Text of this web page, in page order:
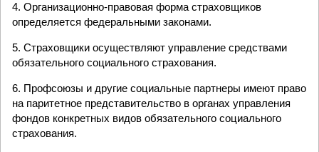
4. Организационно-правовая форма страховщиков
определяется федеральными законами.
5. Страховщики осуществляют управление средствами
обязательного социального страхования.
6. Профсоюзы и другие социальные партнеры имеют право
на паритетное представительство в органах управления
фондов конкретных видов обязательного социального
страхования.